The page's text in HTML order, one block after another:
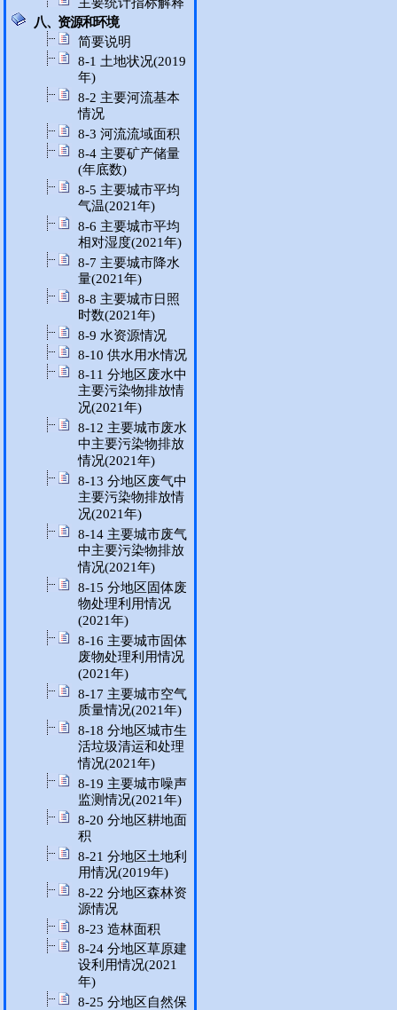
八、资源和环境
简要说明
8-1 土地状况(2019
年)
8-2 主要河流基本
情况
8-3 河流流域面积
8-4 主要矿产储量
(年底数)
8-5 主要城市平均
气温(2021年)
8-6 主要城市平均
相对湿度(2021年)
8-7 主要城市降水
量(2021年)
8-8 主要城市日照
时数(2021年)
8-9 水资源情况
8-10 供水用水情况
8-11 分地区废水中
主要污染物排放情
况(2021年)
8-12 主要城市废水
中主要污染物排放
情况(2021年)
8-13 分地区废气中
主要污染物排放情
况(2021年)
8-14 主要城市废气
中主要污染物排放
情况(2021年)
8-15 分地区固体废
物处理利用情况
(2021年)
8-16 主要城市固体
废物处理利用情况
(2021年)
8-17 主要城市空气
质量情况(2021年)
8-18 分地区城市生
活垃圾清运和处理
情况(2021年)
8-19 主要城市噪声
监测情况(2021年)
8-20 分地区耕地面
积
8-21 分地区土地利
用情况(2019年)
8-22 分地区森林资
源情况
8-23 造林面积
8-24 分地区草原建
设利用情况(2021
年)
8-25 分地区自然保